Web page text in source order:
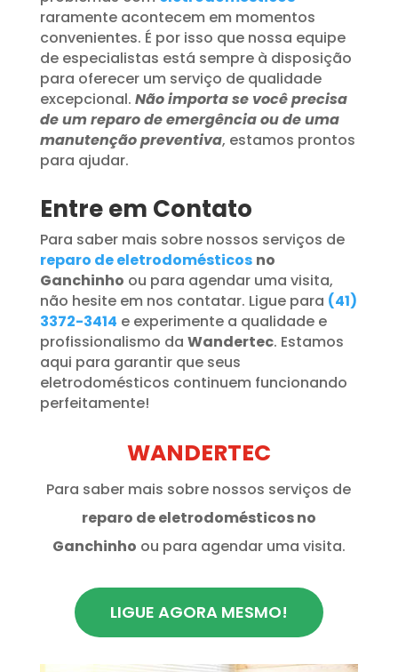
raramente acontecem em momentos
convenientes. É por isso que nossa equipe
de especialistas está sempre à disposição
para oferecer um serviço de qualidade
excepcional. Não importa se você precisa
de um reparo de emergência ou de uma
manutenção preventiva, estamos prontos
para ajudar.
Entre em Contato
Para saber mais sobre nossos serviços de
reparo de eletrodomésticos no
Ganchinho ou para agendar uma visita,
não hesite em nos contatar. Ligue para (41)
3372-3414 e experimente a qualidade e
profissionalismo da Wandertec. Estamos
aqui para garantir que seus
eletrodomésticos continuem funcionando
perfeitamente!
WANDERTEC
Para saber mais sobre nossos serviços de
reparo de eletrodomésticos no
Ganchinho ou para agendar uma visita.
LIGUE AGORA MESMO!